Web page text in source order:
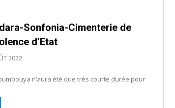
Sonfonia-Cimenterie de
d’Etat
2022
n’aura été que très courte durée pour